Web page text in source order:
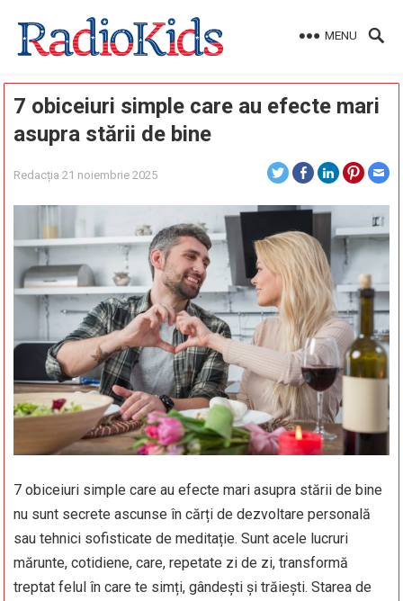
MENU
7 obiceiuri simple care au efecte mari
asupra stării de bine
Redacția 21 noiembrie 2025
7 obiceiuri simple care au efecte mari asupra stării de bine
nu sunt secrete ascunse în cărți de dezvoltare personală
sau tehnici sofisticate de meditație. Sunt acele lucruri
mărunte, cotidiene, care, repetate zi de zi, transformă
treptat felul în care te simți, gândești și trăiești. Starea de